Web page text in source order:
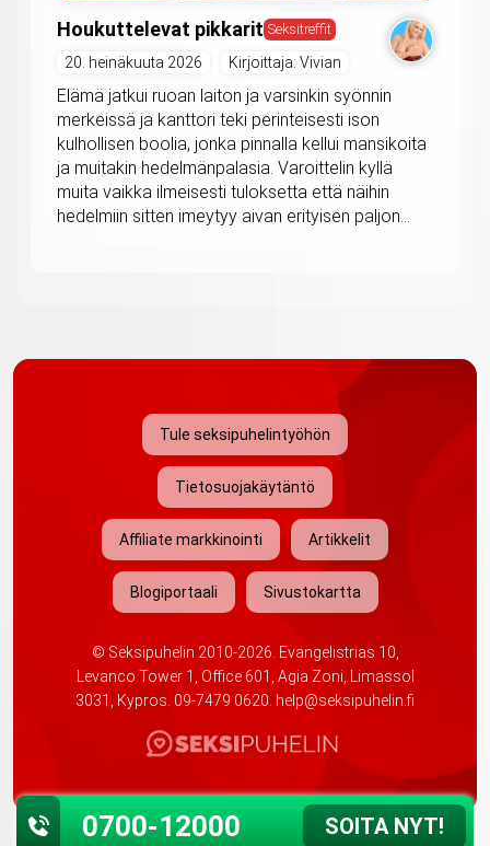
Houkuttelevat pikkarit Seksitreffit
20. heinäkuuta 2026 Kirjoittaja: Vivian
Elämä jatkui ruoan laiton ja varsinkin syönnin
merkeissä ja kanttori teki perinteisesti ison
kulhollisen boolia, jonka pinnalla kellui mansikoita
ja muitakin hedelmänpalasia. Varoittelin kyllä
muita vaikka ilmeisesti tuloksetta että näihin
hedelmiin sitten imeytyy aivan erityisen paljon...
Tule seksipuhelintyöhön
Tietosuojakäytäntö
Affiliate markkinointi Artikkelit
Blogiportaali Sivustokartta
© Seksipuhelin 2010-2026. Evangelistrias 10,
Levanco Tower 1, Office 601, Agia Zoni, Limassol
3031, Kypros. 09-7479 0620. help@seksipuhelin.fi
0700-12000 SOITA NYT!